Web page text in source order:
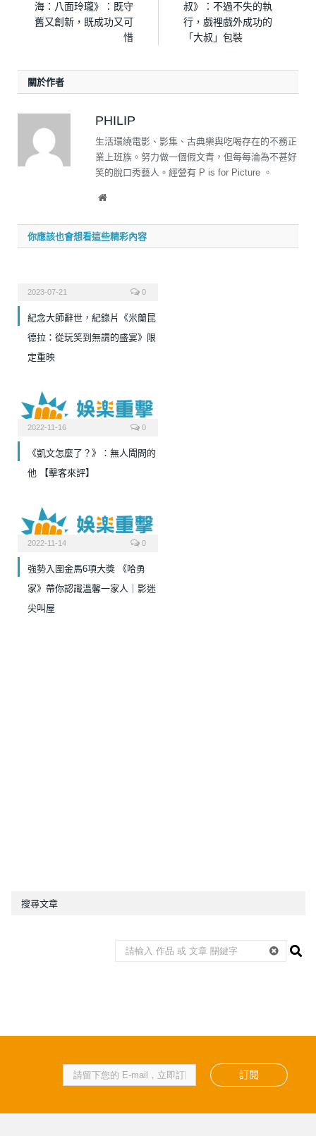
海：八面玲瓏》：既守
舊又創新，既成功又可
惜
叔》：不過不失的執
行，戲裡戲外成功的
「大叔」包裝
關於作者
PHILIP
生活環繞電影、影集、古典樂與吃喝存在的不務正
業上班族。努力做一個假文青，但每每淪為不甚好
笑的脫口秀藝人。經營有 P is for Picture 。
Website
你應該也會想看這些精彩內容
2023-07-21 0
紀念大師辭世，紀錄片《米蘭昆
德拉：從玩笑到無謂的盛宴》限
定重映
2022-11-16 0
《凱文怎麼了？》：無人聞問的
他 【擊客來評】
2022-11-14 0
強勢入圍金馬6項大獎 《哈勇
家》帶你認識溫馨一家人｜影迷
尖叫屋
搜尋文章
訂閱